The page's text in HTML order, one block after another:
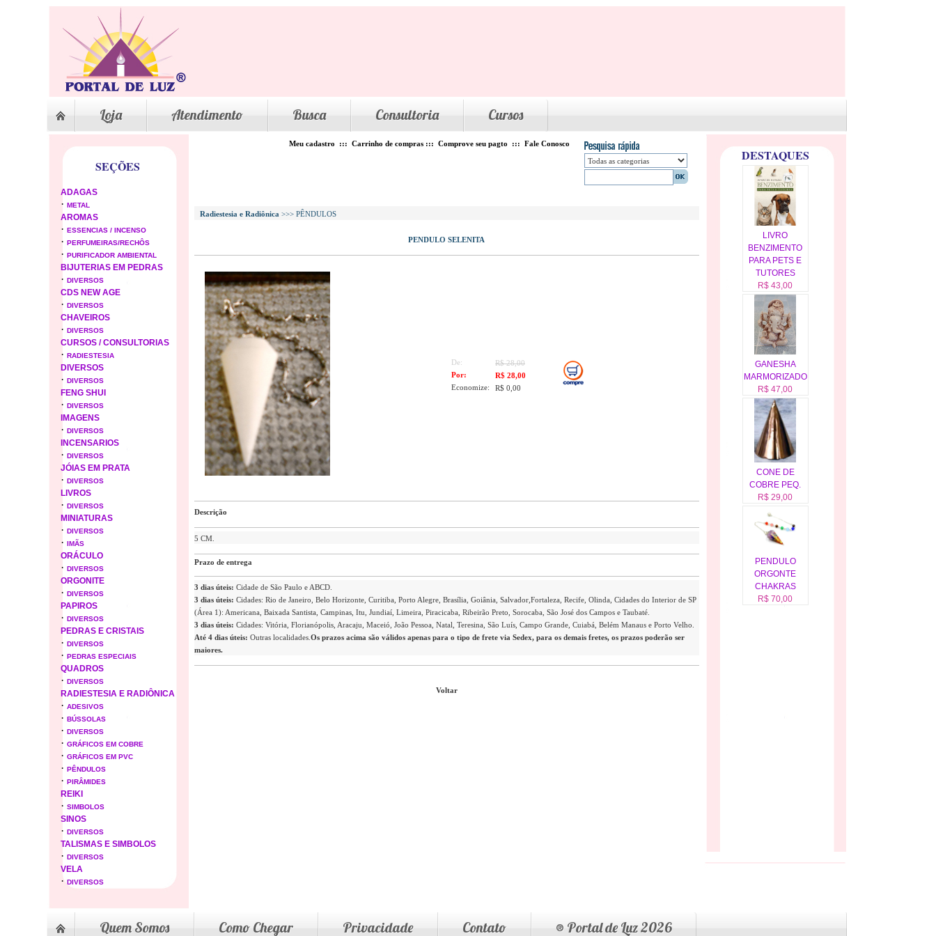
Loja Atendimento Busca Consultoria Cursos
SEÇÕES
ADAGAS
· METAL
AROMAS
· ESSENCIAS / INCENSO
· PERFUMEIRAS/RECHÔS
· PURIFICADOR AMBIENTAL
BIJUTERIAS EM PEDRAS
· DIVERSOS
CDS NEW AGE
· DIVERSOS
CHAVEIROS
· DIVERSOS
CURSOS / CONSULTORIAS
· RADIESTESIA
DIVERSOS
· DIVERSOS
FENG SHUI
· DIVERSOS
IMAGENS
· DIVERSOS
INCENSARIOS
· DIVERSOS
JÓIAS EM PRATA
· DIVERSOS
LIVROS
· DIVERSOS
MINIATURAS
· DIVERSOS
· IMÃS
ORÁCULO
· DIVERSOS
ORGONITE
· DIVERSOS
PAPIROS
· DIVERSOS
PEDRAS E CRISTAIS
· DIVERSOS
· PEDRAS ESPECIAIS
QUADROS
· DIVERSOS
RADIESTESIA E RADIÔNICA
· ADESIVOS
· BÚSSOLAS
· DIVERSOS
· GRÁFICOS EM COBRE
· GRÁFICOS EM PVC
· PÊNDULOS
· PIRÂMIDES
REIKI
· SIMBOLOS
SINOS
· DIVERSOS
TALISMAS E SIMBOLOS
· DIVERSOS
VELA
· DIVERSOS
Meu cadastro ::: Carrinho de compras::: Comprove seu pagto ::: Fale Conosco
Radiestesia e Radiônica >>> PÊNDULOS
PENDULO SELENITA
De:
R$ 28,00
Por:
R$ 28,00
Economize:
R$ 0,00
Descrição
5 CM.
Prazo de entrega
3 dias úteis: Cidade de São Paulo e ABCD.
3 dias úteis: Cidades: Rio de Janeiro, Belo Horizonte, Curitiba, Porto Alegre, Brasília, Goiânia, Salvador,Fortaleza, Recife, Olinda, Cidades do Interior de SP
(Área 1): Americana, Baixada Santista, Campinas, Itu, Jundiaí, Limeira, Piracicaba, Ribeirão Preto, Sorocaba, São José dos Campos e Taubaté.
3 dias úteis: Cidades: Vitória, Florianópolis, Aracaju, Maceió, João Pessoa, Natal, Teresina, São Luís, Campo Grande, Cuiabá, Belém Manaus e Porto Velho.
Até 4 dias úteis: Outras localidades. Os prazos acima são válidos apenas para o tipo de frete via Sedex, para os demais fretes, os prazos poderão ser
maiores.
Voltar
DESTAQUES
LIVRO
BENZIMENTO
PARA PETS E
TUTORES
R$ 43,00
GANESHA
MARMORIZADO
R$ 47,00
CONE DE
COBRE PEQ.
R$ 29,00
PENDULO
ORGONTE
CHAKRAS
R$ 70,00
Quem Somos Como Chegar Privacidade Contato ® Portal de Luz 2026